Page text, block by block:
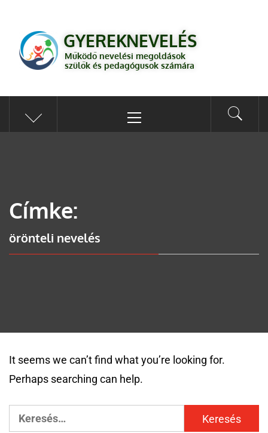
GYEREKNEVELÉS
számára
GYEREKNEVELÉS
Működő nevelési megoldások
szülők és pedagógusok számára
Címke:
örönteli nevelés
It seems we can’t find what you’re looking for.
Perhaps searching can help.